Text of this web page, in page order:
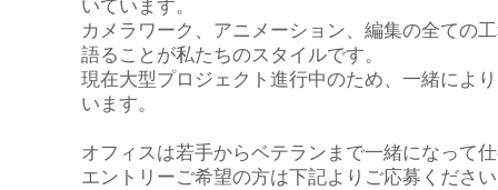
カメラワーク、アニメーション、編集の全ての
語ることが私たちのスタイルです。
現在大型プロジェクト進行中のため、一緒によ
います。
オフィスは若手からベテランまで一緒になって
エントリーご希望の方は下記よりご応募くださ